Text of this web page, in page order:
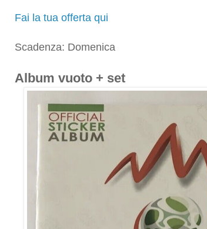
Fai la tua offerta qui
Scadenza: Domenica
Album vuoto + set